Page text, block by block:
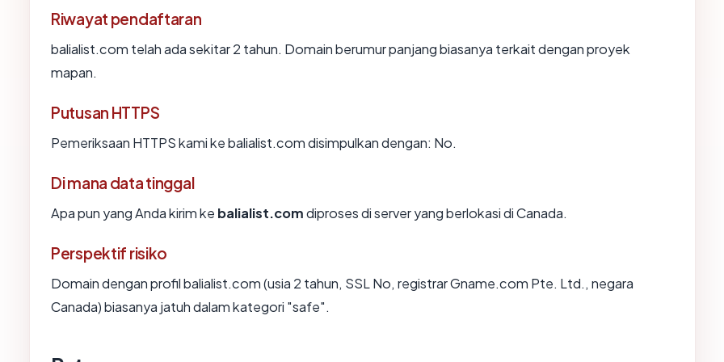
Riwayat pendaftaran
balialist.com telah ada sekitar 2 tahun. Domain berumur panjang biasanya terkait dengan proyek
mapan.
Putusan HTTPS
Pemeriksaan HTTPS kami ke balialist.com disimpulkan dengan: No.
Di mana data tinggal
Apa pun yang Anda kirim ke balialist.comdiproses di server yang berlokasi di Canada.
Perspektif risiko
Domain dengan profil balialist.com (usia 2 tahun, SSL No, registrar Gname.com Pte. Ltd., negara
Canada) biasanya jatuh dalam kategori "safe".